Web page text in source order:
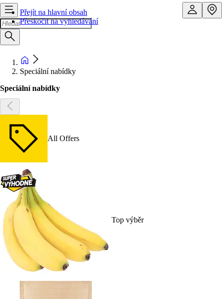
Přejít na hlavní obsah
Přeskočit na vyhledávání
Speciální nabídky
Speciální nabídky
All Offers
Top výběr